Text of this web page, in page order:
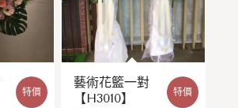
特價
藝術花籃一對
【H3010】
特價